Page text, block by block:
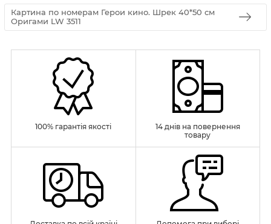
Картина по номерам Герои кино. Шрек 40*50 см
Оригами LW 3511
100% гарантія якості
14 днів на повернення
товару